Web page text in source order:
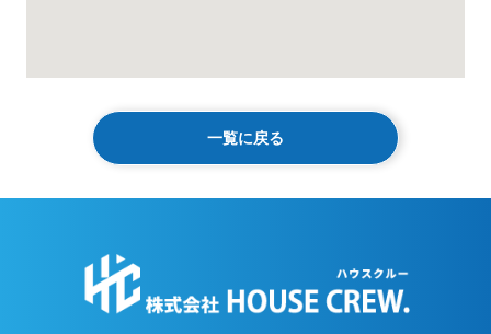
一覧に戻る